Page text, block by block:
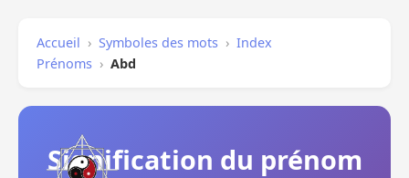
Accueil › Symboles des mots › Index
Prénoms › Abd
Signification du prénom